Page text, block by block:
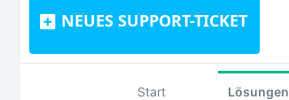
NEUES SUPPORT-TICKET
Start Lösungen